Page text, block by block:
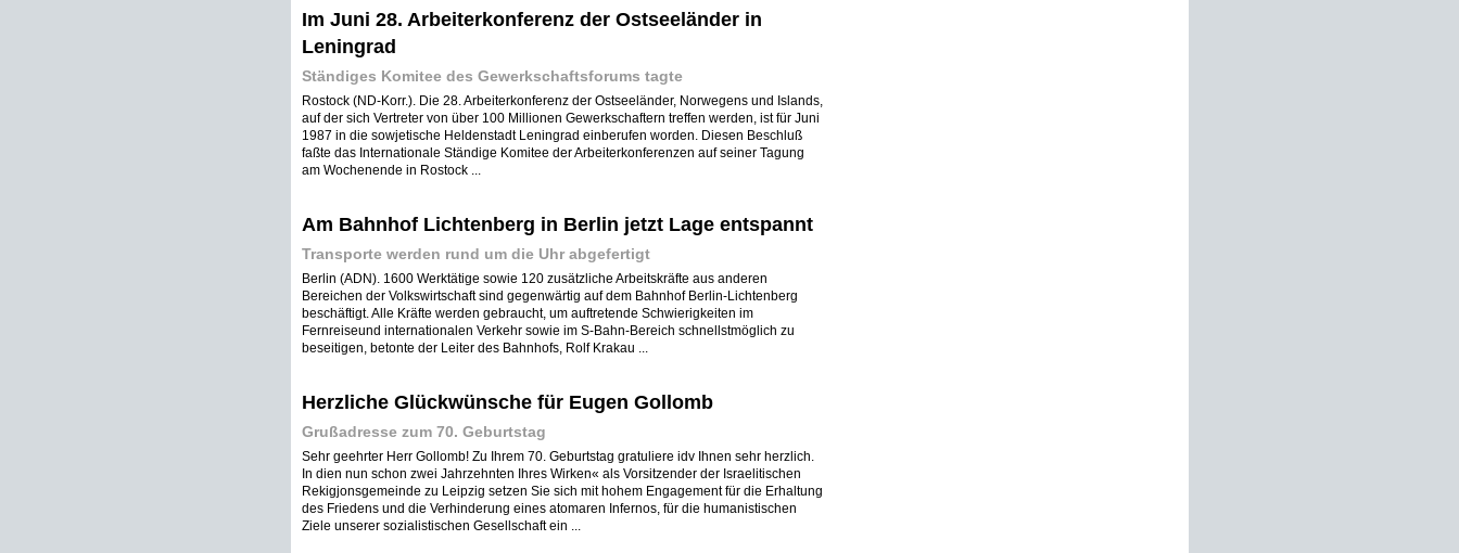
Im Juni 28. Arbeiterkonferenz der Ostseeländer in
Leningrad
Ständiges Komitee des Gewerkschaftsforums tagte
Rostock (ND-Korr.). Die 28. Arbeiterkonferenz der Ostseeländer, Norwegens und Islands,
auf der sich Vertreter von über 100 Millionen Gewerkschaftern treffen werden, ist für Juni
1987 in die sowjetische Heldenstadt Leningrad einberufen worden. Diesen Beschluß
faßte das Internationale Ständige Komitee der Arbeiterkonferenzen auf seiner Tagung
am Wochenende in Rostock ...
Am Bahnhof Lichtenberg in Berlin jetzt Lage entspannt
Transporte werden rund um die Uhr abgefertigt
Berlin (ADN). 1600 Werktätige sowie 120 zusätzliche Arbeitskräfte aus anderen
Bereichen der Volkswirtschaft sind gegenwärtig auf dem Bahnhof Berlin-Lichtenberg
beschäftigt. Alle Kräfte werden gebraucht, um auftretende Schwierigkeiten im
Fernreiseund internationalen Verkehr sowie im S-Bahn-Bereich schnellstmöglich zu
beseitigen, betonte der Leiter des Bahnhofs, Rolf Krakau ...
Herzliche Glückwünsche für Eugen Gollomb
Grußadresse zum 70. Geburtstag
Sehr geehrter Herr Gollomb! Zu Ihrem 70. Geburtstag gratuliere idv Ihnen sehr herzlich.
In dien nun schon zwei Jahrzehnten Ihres Wirken« als Vorsitzender der Israelitischen
Rekigjonsgemeinde zu Leipzig setzen Sie sich mit hohem Engagement für die Erhaltung
des Friedens und die Verhinderung eines atomaren Infernos, für die humanistischen
Ziele unserer sozialistischen Gesellschaft ein ...